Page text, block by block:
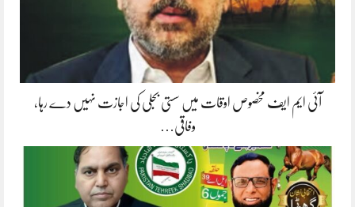
آئی ایم ایف مخصوص اوقات میں سستی بجلی کی اجازت نہیں دے رہا،
وفاقی…